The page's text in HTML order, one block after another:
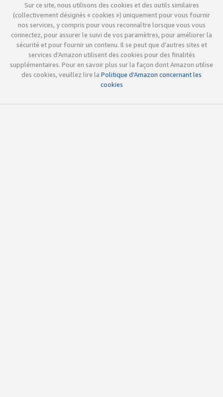
Sur ce site, nous utilisons des cookies et des outils similaires
(collectivement désignés « cookies ») uniquement pour vous fournir
nos services, y compris pour vous reconnaître lorsque vous vous
connectez, pour assurer le suivi de vos paramètres, pour améliorer la
sécurité et pour fournir un contenu. Il se peut que d’autres sites et
services d’Amazon utilisent des cookies pour des finalités
supplémentaires. Pour en savoir plus sur la façon dont Amazon utilise
des cookies, veuillez lire la Politique d’Amazon concernant les
cookies